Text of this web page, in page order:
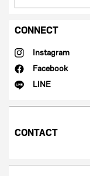
CONNECT
Instagram
Facebook
LINE
CONTACT